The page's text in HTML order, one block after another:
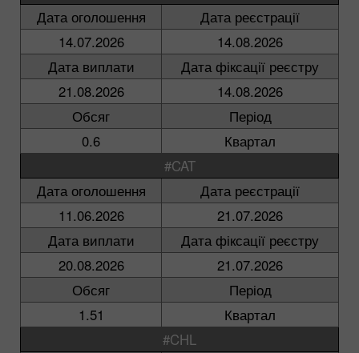
Дата оголошення
Дата реєстрації
14.07.2026
14.08.2026
Дата виплати
Дата фіксації реєстру
21.08.2026
14.08.2026
Обсяг
Період
0.6
Квартал
#CAT
Дата оголошення
Дата реєстрації
11.06.2026
21.07.2026
Дата виплати
Дата фіксації реєстру
20.08.2026
21.07.2026
Обсяг
Період
1.51
Квартал
#CHL